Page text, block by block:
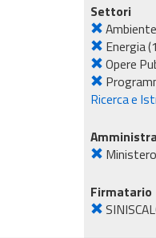
Settori
Ambiente
Energia
Opere
Ricerca e
Firmatario